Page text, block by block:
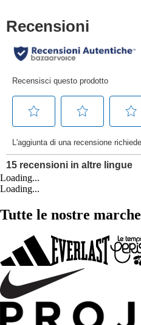
Loading...
Loading...
Tutte le nostre marche